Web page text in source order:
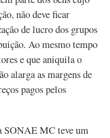
não deve ficar
de lucro dos grupos
Ao mesmo tempo
e que aniquila o
alarga as margens de
pagos pelos
SONAE MC teve um